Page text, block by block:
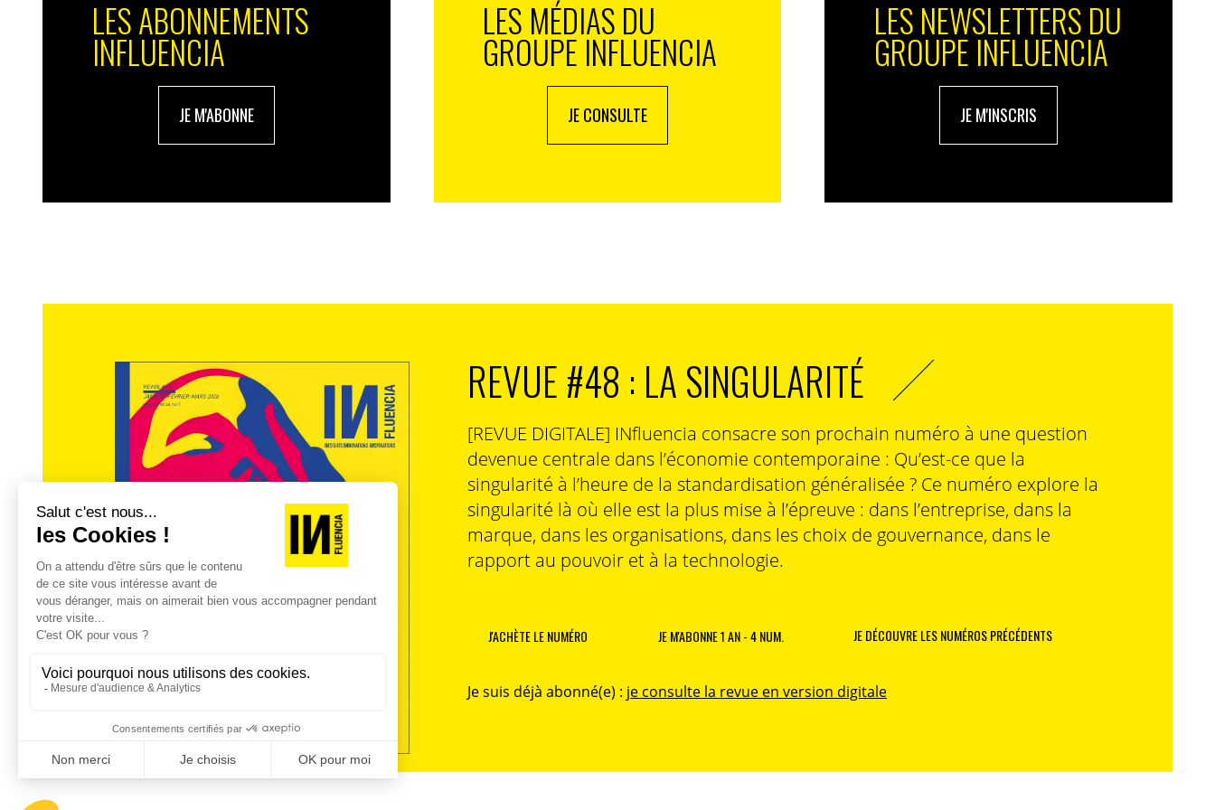
LES ABONNEMENTS
INFLUENCIA
JE M'ABONNE
LES MÉDIAS DU
GROUPE INFLUENCIA
JE CONSULTE
LES NEWSLETTERS DU
GROUPE INFLUENCIA
JE M'INSCRIS
REVUE #48 : LA SINGULARITÉ
[REVUE DIGITALE] INfluencia consacre son prochain numéro à une question
devenue centrale dans l’économie contemporaine : Qu’est-ce que la
singularité à l’heure de la standardisation généralisée ? Ce numéro explore la
singularité là où elle est la plus mise à l’épreuve : dans l’entreprise, dans la
marque, dans les organisations, dans les choix de gouvernance, dans le
rapport au pouvoir et à la technologie.
J'ACHÈTE LE NUMÉRO JE M'ABONNE 1 AN - 4 NUM. JE DÉCOUVRE LES NUMÉROS PRÉCÉDENTS
Je suis déjà abonné(e) : je consulte la revue en version digitale